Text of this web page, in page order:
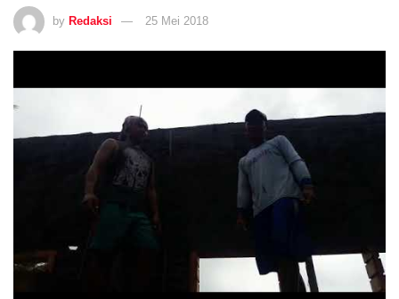
by Redaksi 25 Mei 2018